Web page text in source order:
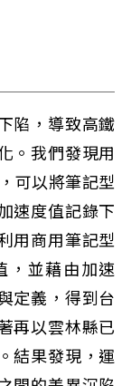
陷，導致高鐵
。我們發現用
可以將筆記型
速度值記錄下
用商用筆記型
，並藉由加速
定義，得到台
再以雲林縣已
結果發現，運